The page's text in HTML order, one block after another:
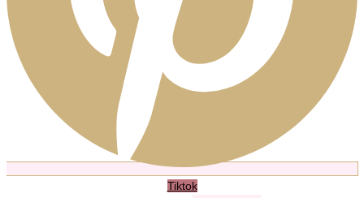
Tiktok